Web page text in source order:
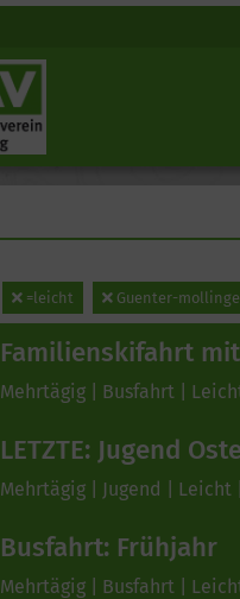
=leicht Guenter-
Familienskifahrt
Mehrtägig | Busfahrt |
LETZTE: Jugend
Mehrtägig | Jugend | Leicht
Busfahrt: Frühjahr
Mehrtägig | Busfahrt |